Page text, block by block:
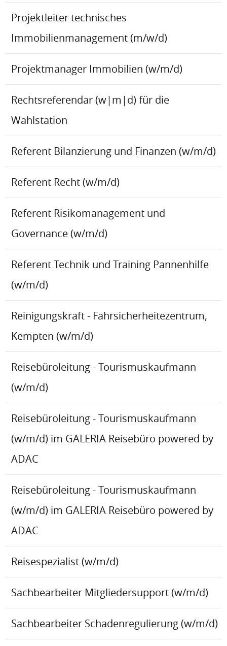
Projektleiter technisches
Immobilienmanagement (m/w/d)
Projektmanager Immobilien (w/m/d)
Rechtsreferendar (w|m|d) für die
Wahlstation
Referent Bilanzierung und Finanzen (w/m/d)
Referent Recht (w/m/d)
Referent Risikomanagement und
Governance (w/m/d)
Referent Technik und Training Pannenhilfe
(w/m/d)
Reinigungskraft - Fahrsicherheitezentrum,
Kempten (w/m/d)
Reisebüroleitung - Tourismuskaufmann
(w/m/d)
Reisebüroleitung - Tourismuskaufmann
(w/m/d) im GALERIA Reisebüro powered by
ADAC
Reisebüroleitung - Tourismuskaufmann
(w/m/d) im GALERIA Reisebüro powered by
ADAC
Reisespezialist (w/m/d)
Sachbearbeiter Mitgliedersupport (w/m/d)
Sachbearbeiter Schadenregulierung (w/m/d)